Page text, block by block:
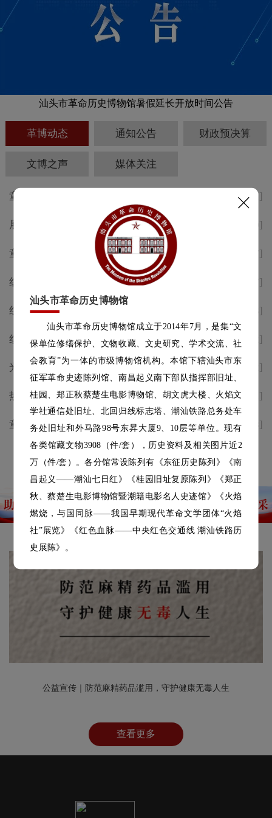
汕头市革命历史博物馆
汕头市革命历史博物馆成立于2014年7月，是集“文
保单位修缮保护、文物收藏、文史研究、学术交流、社
会教育”为一体的市级博物馆机构。本馆下辖汕头市东
征军革命史迹陈列馆、南昌起义南下部队指挥部旧址、
桂园、郑正秋蔡楚生电影博物馆、胡文虎大楼、火焰文
学社通信处旧址、北回归线标志塔、潮汕铁路总务处车
务处旧址和外马路98号东昇大厦9、10层等单位。现有
各类馆藏文物3908（件/套），历史资料及相关图片近2
万（件/套）。各分馆常设陈列有《东征历史陈列》《南
昌起义——潮汕七日红》《桂园旧址复原陈列》《郑正
秋、蔡楚生电影博物馆暨潮籍电影名人史迹馆》《火焰
燃烧，与国同脉——我国早期现代革命文学团体“火焰
社”展览》《红色血脉——中央红色交通线 潮汕铁路历
史展陈》。
汕头市革命历史博物馆暑假延长开放时间公告
革博动态 通知公告 财政预决算
文博之声 媒体关注
童声述侨韵，志愿传薪火 汕头
革博“小小讲解员”考核活动精彩
回顾
[2026-08-01]
展讯 | 纪念中国工农红军长征胜
利 九十周年专题展于8月1日开
幕
[2026-07-30]
童声述侨韵，志愿传薪火 | 汕头
革博“小小讲解员”培训顺利举办
[2026-07-17]
红歌致敬峥嵘岁月，红色地标唱
响时代礼赞｜省市主流媒体纷纷
点赞汕头革博这场红歌快闪活动
[2026-07-07]
红歌致敬峥嵘——庆祝中国共产
党成立105周年红色遗址唱红歌
快闪活动预告
[2026-07-03]
红歌致敬峥嵘——庆祝中国共产
党成立105周年红色遗址唱红歌
快闪活动预告
[2026-07-02]
光影颂百年 初心永向党 | 庆祝建
党105周年公益电影放映七月档
[2026-07-02]
热烈庆祝中国共产党成立105周
[2026-07-01]
童声述侨韵，志愿传薪火|汕头
革博2026年“小小讲解员”选拔
活动圆满落幕
[2026-06-18]
查看更多
公益宣传｜防范麻精药品滥用，守护健康无毒人生
查看更多